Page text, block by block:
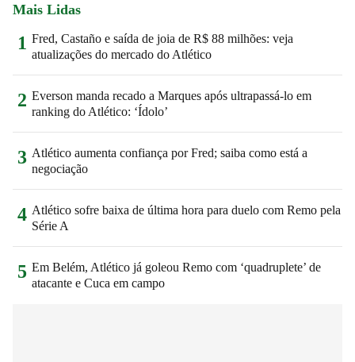
Mais Lidas
1 Fred, Castaño e saída de joia de R$ 88 milhões: veja
atualizações do mercado do Atlético
2 Everson manda recado a Marques após ultrapassá-lo em
ranking do Atlético: ‘Ídolo’
3 Atlético aumenta confiança por Fred; saiba como está a
negociação
4 Atlético sofre baixa de última hora para duelo com Remo pela
Série A
5 Em Belém, Atlético já goleou Remo com ‘quadruplete’ de
atacante e Cuca em campo